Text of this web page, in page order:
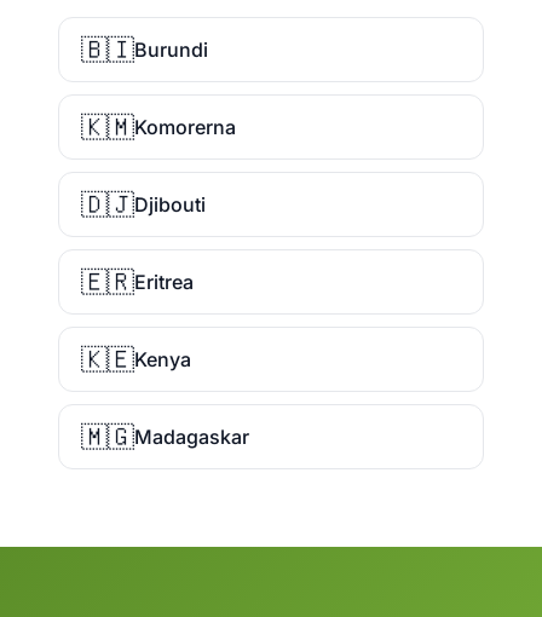
🇧🇮Burundi
🇰🇲Komorerna
🇩🇯Djibouti
🇪🇷Eritrea
🇰🇪Kenya
🇲🇬Madagaskar